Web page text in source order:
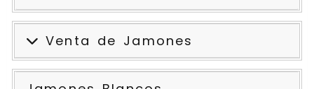
Venta de Jamones